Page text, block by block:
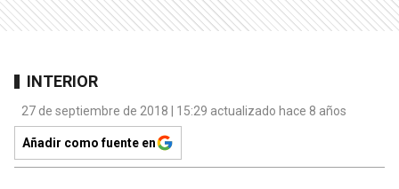
INTERIOR
27 de septiembre de 2018 | 15:29 actualizado hace 8 años
Añadir como fuente en